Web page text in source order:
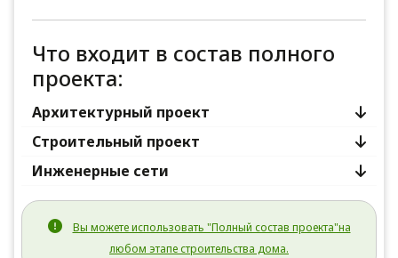
Что входит в состав полного
проекта:
Архитектурный проект
Строительный проект
Инженерные сети
Вы можете использовать "Полный состав проекта"на
любом этапе строительства дома.